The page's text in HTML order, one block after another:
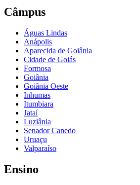
Câmpus
Águas Lindas
Anápolis
Aparecida de Goiânia
Cidade de Goiás
Formosa
Goiânia
Goiânia Oeste
Inhumas
Itumbiara
Jataí
Luziânia
Senador Canedo
Uruaçu
Valparaíso
Ensino